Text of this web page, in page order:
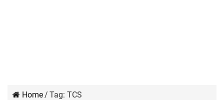
Home/ Tag: TCS